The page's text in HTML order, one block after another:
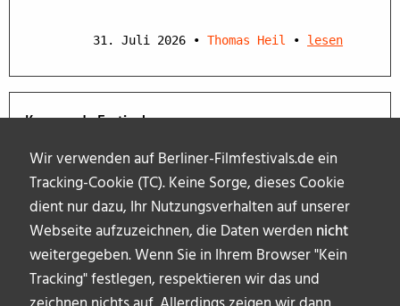
Wir verwenden auf Berliner-Filmfestivals.de ein
Tracking-Cookie (TC). Keine Sorge, dieses Cookie
dient nur dazu, Ihr Nutzungsverhalten auf unserer
Webseite aufzuzeichnen, die Daten werden nicht
weitergegeben. Wenn Sie in Ihrem Browser "Kein
Tracking" festlegen, respektieren wir das und
31. Juli 2026 • Thomas Heil • lesen
Kommende Festivals